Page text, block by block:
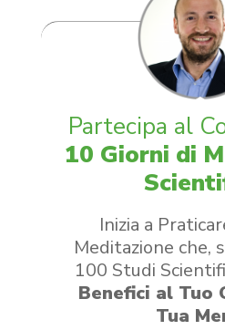
​Partecipa al
10 Giorni di
Inizia a
Meditazione che,
100 Studi
Benefici al Tuo
Tua